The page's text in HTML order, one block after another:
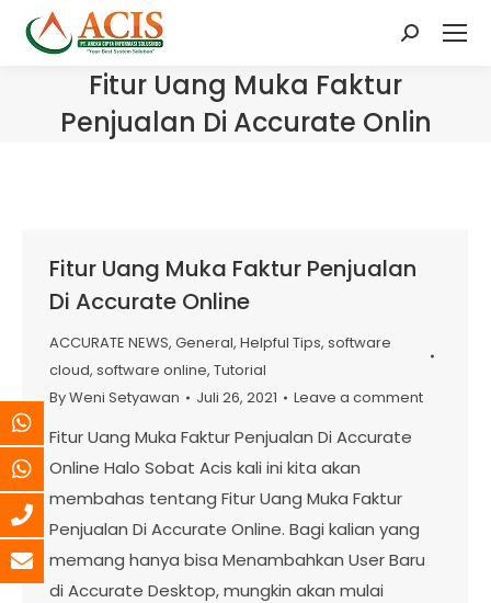
Search:
Fitur Uang Muka Faktur
Penjualan Di Accurate Onlin
Fitur Uang Muka Faktur Penjualan
Di Accurate Online
ACCURATE NEWS, General, Helpful Tips, software
cloud, software online, Tutorial
ByWeni Setyawan Juli 26, 2021 Leave a comment
Fitur Uang Muka Faktur Penjualan Di Accurate
Online Halo Sobat Acis kali ini kita akan
membahas tentang Fitur Uang Muka Faktur
Penjualan Di Accurate Online. Bagi kalian yang
memang hanya bisa Menambahkan User Baru
di Accurate Desktop, mungkin akan mulai